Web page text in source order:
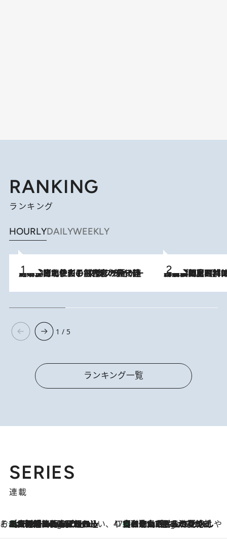
RANKING
ランキング
HOURLYDAILYWEEKLY
2026.8.3
《「文士の子ども被害者の会」発足！》阿川佐和子（72）が語る遠藤周作に北杜夫、劇作家・矢代静一の子どもたちの“文豪プライベート事件簿” 2026.8.8
「最後に見られてよかった」上野動物園の東園パンダ舎が解体前に特別公開。8月16日まで延長されたパネル展と共に辿る“半世紀”のパンダ飼育《解体工事の図面あり》
1 / 5
ランキング一覧
SERIES
連載
そおだよおこの関西おいしい、おやつ紀行3 Hours Ago
［大阪府箕面市］一皿一皿目の前で仕上げられる、料理を巧みに組み込んだアシェットデセールコース「ミチル アシェット デセール（Michiru assiette dessert）」 47都道府県の手みやげ ひんやりスイーツで夏を満喫
3 Hours Ago
【和歌山県】この夏絶対食べたい 冷やしておいしいおやつ3選 みかんがごろっと丸ごと入ったジュレ